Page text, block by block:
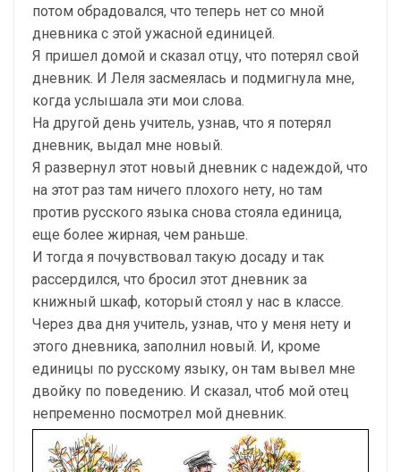
потом обрадовался, что теперь нет со мной
дневника с этой ужасной единицей.
Я пришел домой и сказал отцу, что потерял свой
дневник. И Леля засмеялась и подмигнула мне,
когда услышала эти мои слова.
На другой день учитель, узнав, что я потерял
дневник, выдал мне новый.
Я развернул этот новый дневник с надеждой, что
на этот раз там ничего плохого нету, но там
против русского языка снова стояла единица,
еще более жирная, чем раньше.
И тогда я почувствовал такую досаду и так
рассердился, что бросил этот дневник за
книжный шкаф, который стоял у нас в классе.
Через два дня учитель, узнав, что у меня нету и
этого дневника, заполнил новый. И, кроме
единицы по русскому языку, он там вывел мне
двойку по поведению. И сказал, чтоб мой отец
непременно посмотрел мой дневник.